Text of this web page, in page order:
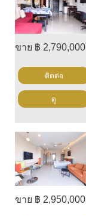
ขาย ฿ 2,790,000
ติดต่อ
ดู
ขาย ฿ 2,950,000